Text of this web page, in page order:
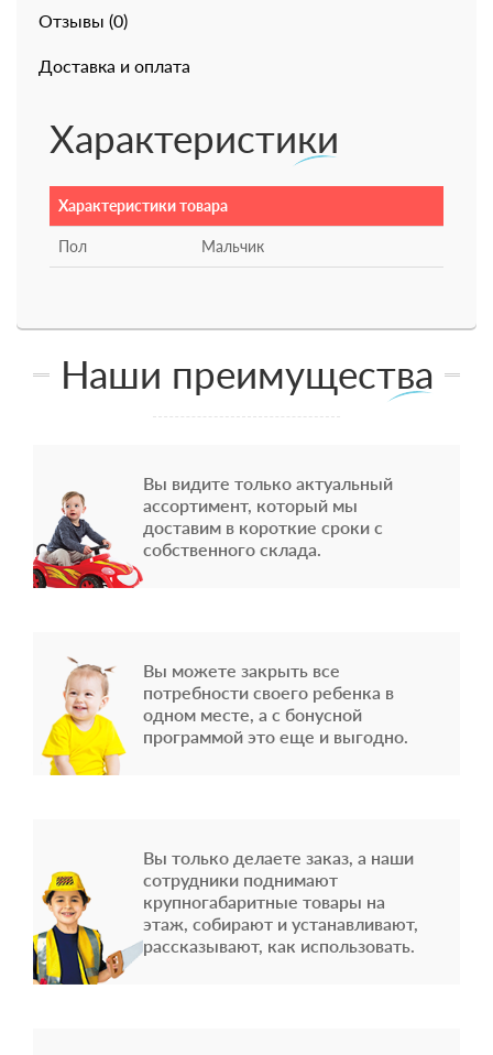
Отзывы (0)
Доставка и оплата
Характеристики
Характеристики товара
Пол Мальчик
Наши преимущества
Вы видите только актуальный
ассортимент, который мы
доставим в короткие сроки с
собственного склада.
Вы можете закрыть все
потребности своего ребенка в
одном месте, а с бонусной
программой это еще и выгодно.
Вы только делаете заказ, а наши
сотрудники поднимают
крупногабаритные товары на
этаж, собирают и устанавливают,
рассказывают, как использовать.